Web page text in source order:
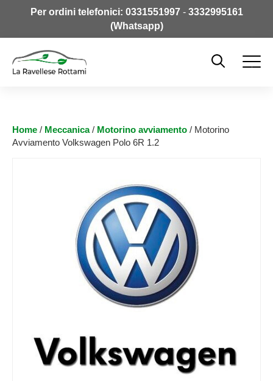
Per ordini telefonici: 0331551997- 3332995161
(Whatsapp)
Home / Meccanica/ Motorino avviamento / Motorino
Avviamento Volkswagen Polo 6R 1.2